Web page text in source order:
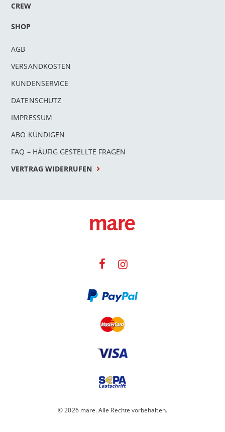
CREW
SHOP
AGB
VERSANDKOSTEN
KUNDENSERVICE
DATENSCHUTZ
IMPRESSUM
ABO KÜNDIGEN
FAQ – HÄUFIG GESTELLTE FRAGEN
VERTRAG WIDERRUFEN
© 2026 mare. Alle Rechte vorbehalten.